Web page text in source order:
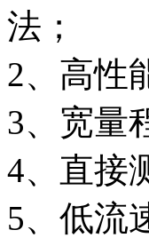
法；
2、高性
3、宽量
4、直接
5、低流